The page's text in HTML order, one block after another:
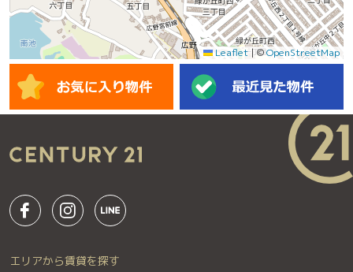
Leaflet |©OpenStreetMap
エリアから賃貸を探す